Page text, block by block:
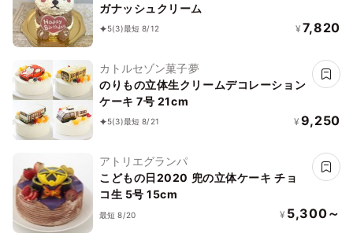
ガナッシュクリーム
5(3)最短 8/12 ¥ 7,820
カトルセゾン菓子夢
のりもの立体生クリームデコレーション
ケーキ 7号 21cm
5(3)最短 8/21 ¥ 9,250
アトリエグランパ
こどもの日2020 兜の立体ケーキ チョ
コ生 5号 15cm
最短 8/20 ¥ 5,300～